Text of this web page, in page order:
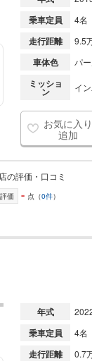
乗車定員 4名
走行距離 9.5
車体色 パ
ミッショ
ン イ
お気に入り
追加
の評価・口コミ
価 - 点（0件）
年式
乗車定員 4名
走行距離 0.7